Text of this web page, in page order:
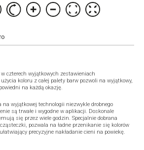
czterech wyjątkowych zestawieniach
koloru z całej palety barw pozwoli na wyjątkowy,
na każdą okazję.
na wyjątkowej technologii niezwykle drobnego
są trwałe i wygodne w aplikacji. Doskonale
się przez wiele godzin. Specjalnie dobrana
pozwala na ładne przenikanie się kolorów
precyzyjne nakładanie cieni na powiekę.